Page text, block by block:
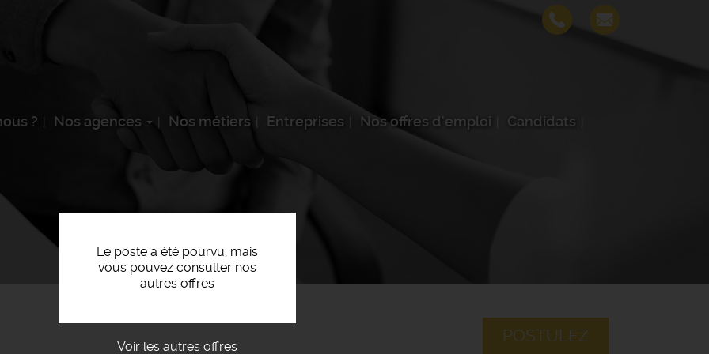
? Nos agences Nos métiers Entreprises Nos offres d'emploi Candidats
Le poste a été pourvu, mais
vous pouvez consulter nos
autres offres
Voir les autres offres
POSTULEZ